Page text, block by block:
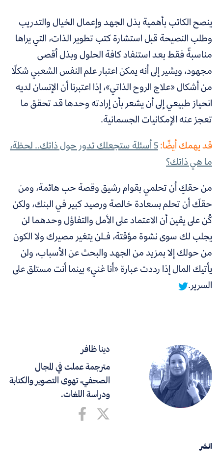
دينا ظافر
مترجمة عملت في المجال
الصحفي، تهوى التصوير والكتابة
ودراسة اللغات.
انشر
ينصح الكاتب بأهمية بذل الجهد وإعمال الخيال والتدريب
وطلب النصيحة قبل استشارة كتب تطوير الذات، التي يراها
مناسبةً فقط بعد استنفاد كافة الحلول وبذل أقصى
مجهود، ويشير إلى أنه يمكن اعتبار علم النفس الشعبي شكلًا
من أشكال «علاج الروح الذاتي»، إذا اعتبرنا أن الإنسان لديه
انحياز طبيعي إلى أن يشعر بأن إرادته وحدها قد تحقق ما
تعجز عنه الإمكانيات الجسمانية.
قد يهمك أيضًا: 5 أسئلة ستجعلك تدور حول ذاتك.. لحظة،
ما هي ذاتك؟
من حقكِ أن تحلمي بقوام رشيق وقصة حب هائمة، ومن
حقكَ أن تحلم بسعادة خالصة ورصيد كبير في البنك، ولكن
كُن على يقين أن الاعتماد على الأمل والتفاؤل وحدهما لن
يجلب لك سوى نشوة مؤقتة، فـلن يتغير مصيرك ولا الكون
من حولك إلا بمزيد من الجهد والبحث عن الأسباب، ولن
يأتيك المال إذا رددت عبارة «أنا غني» بينما أنت مستلق على
السرير.